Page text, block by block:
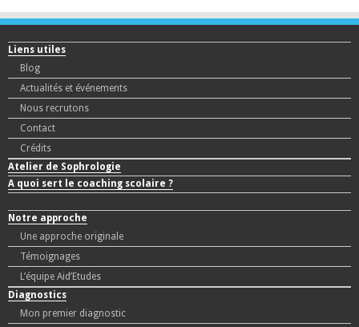
Liens utiles
Blog
Actualités et événements
Nous recrutons
Contact
Crédits
Atelier de Sophrologie
A quoi sert le coaching scolaire ?
Notre approche
Une approche originale
Témoignages
L’équipe Aid’Etudes
Diagnostics
Mon premier diagnostic